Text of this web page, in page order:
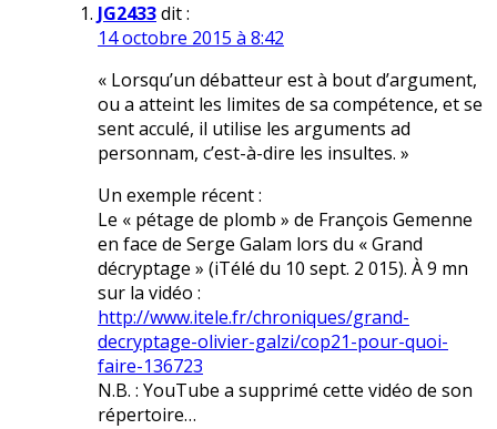
JG2433dit :
14 octobre 2015 à 8:42
« Lorsqu’un débatteur est à bout d’argument,
ou a atteint les limites de sa compétence, et se
sent acculé, il utilise les arguments ad
personnam, c’est-à-dire les insultes. »
Un exemple récent :
Le « pétage de plomb » de François Gemenne
en face de Serge Galam lors du « Grand
décryptage » (iTélé du 10 sept. 2 015). À 9 mn
sur la vidéo :
http://www.itele.fr/chroniques/grand-
decryptage-olivier-galzi/cop21-pour-quoi-
faire-136723
N.B. : YouTube a supprimé cette vidéo de son
répertoire…